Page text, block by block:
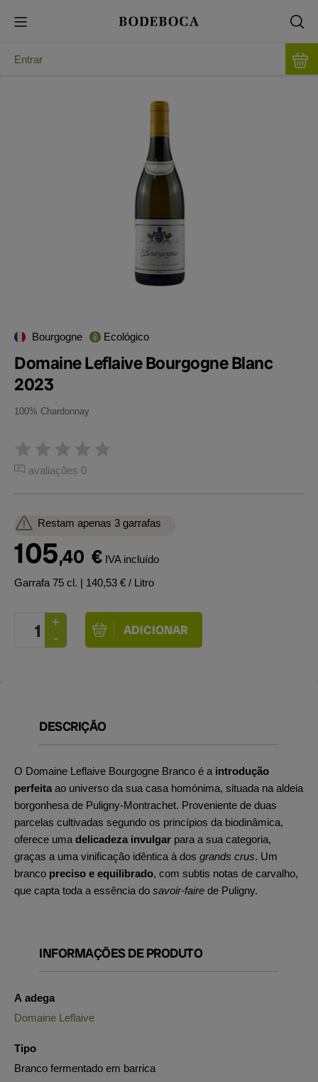
Entrar
Bourgogne Ecológico
Domaine Leflaive Bourgogne Blanc
2023
100% Chardonnay
avaliações 0
Restam apenas 3 garrafas
105,40 € IVA incluído
Garrafa 75 cl. | 140,53 € / Litro
DESCRIÇÃO
O Domaine Leflaive Bourgogne Branco é a introdução
perfeita ao universo da sua casa homónima, situada na aldeia
borgonhesa de Puligny-Montrachet. Proveniente de duas
parcelas cultivadas segundo os princípios da biodinâmica,
oferece uma delicadeza invulgar para a sua categoria,
graças a uma vinificação idêntica à dos grands crus. Um
branco preciso e equilibrado, com subtis notas de carvalho,
que capta toda a essência do savoir-faire de Puligny.
INFORMAÇÕES DE PRODUTO
A adega
Domaine Leflaive
Tipo
Branco fermentado em barrica